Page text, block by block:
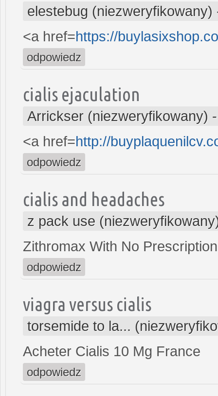
elestebug (niezweryfikowany)
<a href=https://
odpowiedz
cialis ejaculation
Arrickser (niezweryfikowany)
<a href=http://
odpowiedz
cialis and headaches
z pack use
Zithromax With No Prescription
odpowiedz
viagra versus cialis
torsemide to la...
Acheter Cialis 10 Mg France
odpowiedz